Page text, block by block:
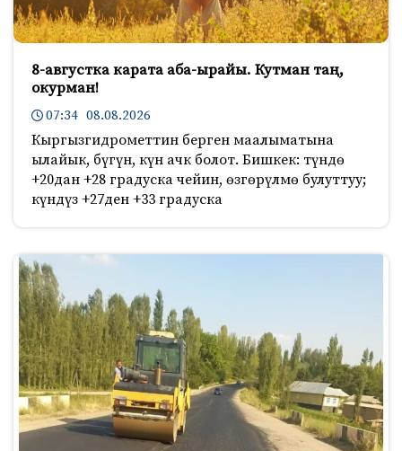
8-августка карата аба-ырайы. Кутман таң,
окурман!
07:34 08.08.2026
Кыргызгидрометтин берген маалыматына
ылайык, бүгүн, күн ачк болот. Бишкек: түндө
+20дан +28 градуска чейин, өзгөрүлмө булуттуу;
күндүз +27ден +33 градуска